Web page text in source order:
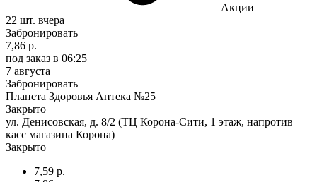
Акции
22 шт. вчера
Забронировать
7,86 р.
под заказ в 06:25
7 августа
Забронировать
Планета Здоровья Аптека №25
Закрыто
ул. Денисовская, д. 8/2 (ТЦ Корона-Сити, 1 этаж, напротив
касс магазина Корона)
Закрыто
7,59 р.